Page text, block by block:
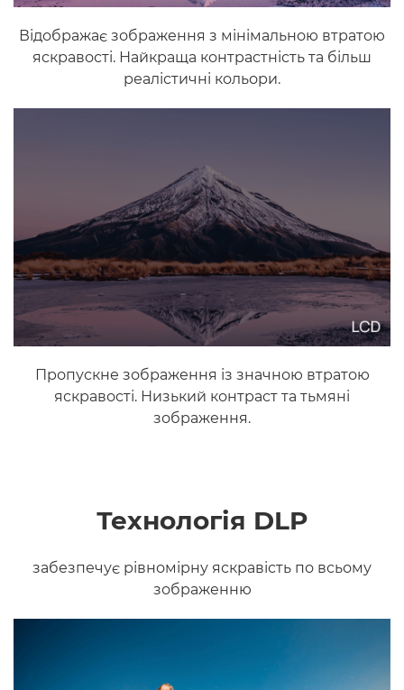
Відображає зображення з мінімальною втратою
яскравості. Найкраща контрастність та більш
реалістичні кольори.
Пропускне зображення із значною втратою
яскравості. Низький контраст та тьмяні
зображення.
Технологія DLP
забезпечує рівномірну яскравість по всьому
зображенню